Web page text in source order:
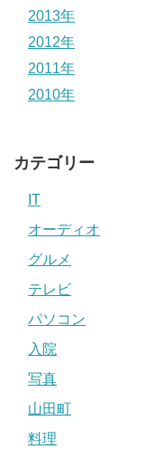
2013年
2012年
2011年
2010年
カテゴリー
IT
オーディオ
グルメ
テレビ
パソコン
入院
写真
山田町
料理